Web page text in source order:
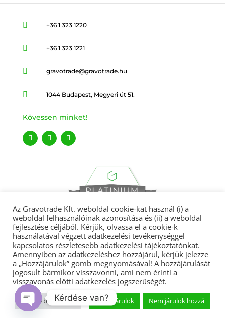
 +36 1 323 1220
 +36 1 323 1221
 gravotrade@gravotrade.hu
 1044 Budapest, Megyeri út 51.
Kövessen minket!
Gravotrade 2022 © Minden jog fenntartva.
Adatvédelmi tájékoztató ÁSZF | Garanciális feltételek
Végfelhasználói licencszerződés
Cégcsoport
Az Gravotrade Kft. weboldal cookie-kat használ (i) a
weboldal felhasználóinak azonosítása és (ii) a weboldal
fejlesztése céljából. Kérjük, olvassa el a cookie-k
használatával végzett adatkezelési tevékenységgel
kapcsolatos részletesebb adatkezelési tájékoztatónkat.
Amennyiben az adatkezeléshez hozzájárul, kérjük jelezze
a „Hozzájárulok” gomb megnyomásával! A hozzájárulását
jogosult bármikor visszavonni, ami nem érinti a
visszavonás előtti adatkezelés jogszerűségét.
Cookie beállítások Hozzájárulok Nem járulok hozzá
Kérdése van?